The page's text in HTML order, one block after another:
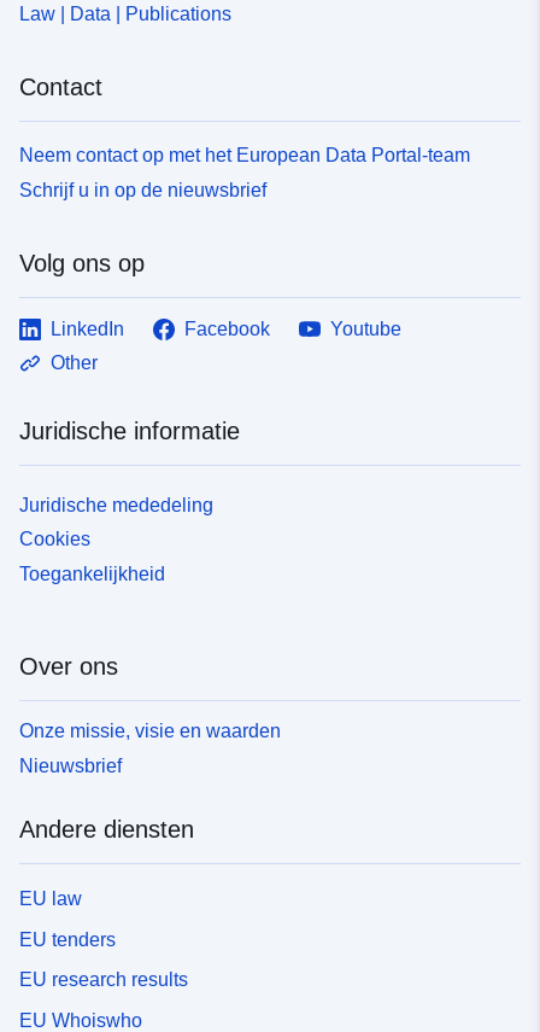
Law | Data | Publications
Contact
Neem contact op met het European Data Portal-team
Schrijf u in op de nieuwsbrief
Volg ons op
LinkedIn Facebook
Youtube
Other
Juridische informatie
Juridische mededeling
Cookies
Toegankelijkheid
Over ons
Onze missie, visie en waarden
Nieuwsbrief
Andere diensten
EU law
EU tenders
EU research results
EU Whoiswho